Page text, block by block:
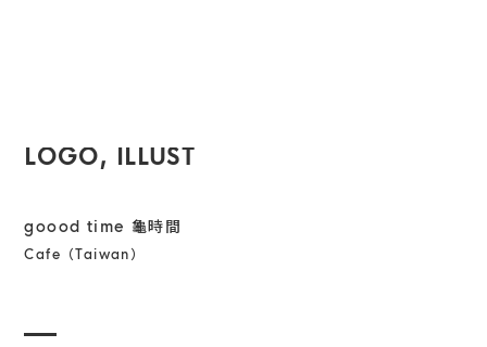
LOGO, ILLUST
goood time 龜時間
Cafe（Taiwan）